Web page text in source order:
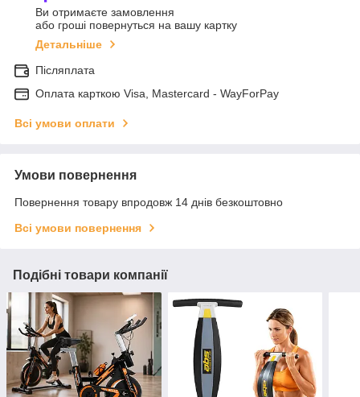
Ви отримаєте замовлення
або гроші повернуться на вашу картку
Детальніше
Післяплата
Оплата карткою Visa, Mastercard - WayForPay
Всі умови оплати
Умови повернення
Повернення товару впродовж 14 днів безкоштовно
Всі умови повернення
Подібні товари компанії